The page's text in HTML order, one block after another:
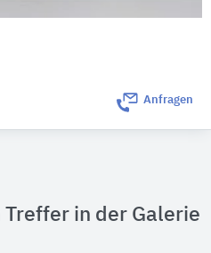
Anfragen
in der Galerie